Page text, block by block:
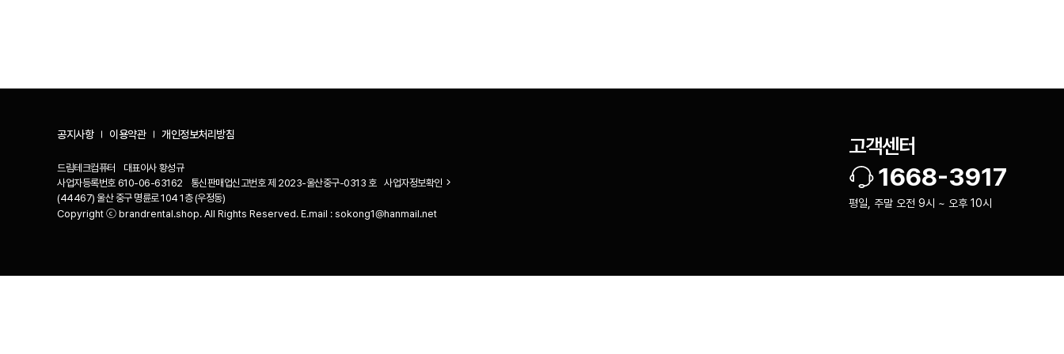
공지사항 이용약관 개인정보처리방침
드림테크컴퓨터 대표이사 황성규
사업자등록번호 610-06-63162 통신판매업신고번호 제 2023-울산중구-0313 호
사업자정보확인
(44467) 울산 중구 명륜로 104 1층 (우정동)
Copyright ⓒ brandrental.shop. All Rights Reserved. E.mail : sokong1@hanmail.net
고객센터
1668-3917
평일, 주말 오전 9시 ~ 오후 10시